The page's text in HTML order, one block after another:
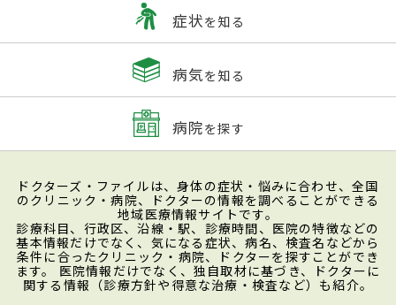
症状を知る
病気を知る
病院を探す
ドクターズ・ファイルは、身体の症状・悩みに合わせ、全国
のクリニック・病院、ドクターの情報を調べることができる
地域医療情報サイトです。
診療科目、行政区、沿線・駅、診療時間、医院の特徴などの
基本情報だけでなく、気になる症状、病名、検査名などから
条件に合ったクリニック・病院、ドクターを探すことができ
ます。 医院情報だけでなく、独自取材に基づき、ドクターに
関する情報（診療方針や得意な治療・検査など）も紹介。